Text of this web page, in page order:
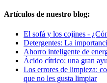
Artículos de nuestro blog:
El sofá y los cojines -
Detergentes: La
Ahorro inteligente de
Ácido cítrico: una gran
Los errores de limpieza:
que no les gusta limpiar